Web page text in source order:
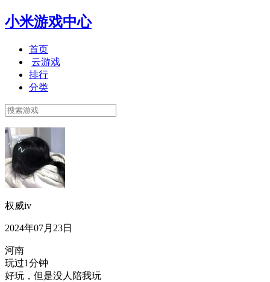
小米游戏中心
首页
云游戏
排行
分类
权威iv
2024年07月23日
河南
玩过1分钟
好玩，但是没人陪我玩